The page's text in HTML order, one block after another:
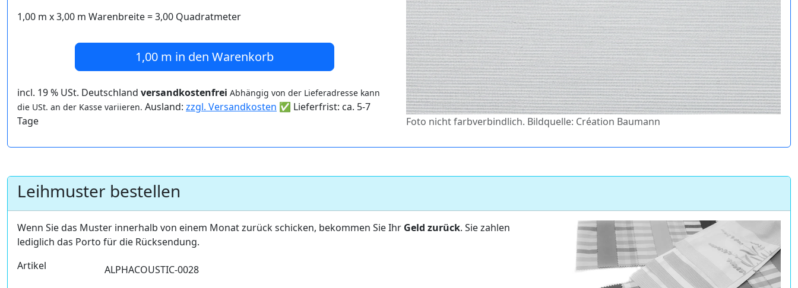
1,00 m x3,00 m Warenbreite =3,00 Quadratmeter
1,00 m in den Warenkorb
incl. 19 % USt. Deutschland versandkostenfrei Abhängig von der Lieferadresse kann
die USt. an der Kasse variieren. Ausland: zzgl. Versandkosten ✅ Lieferfrist: ca. 5-7
Tage
Foto nicht farbverbindlich. Bildquelle: Création Baumann
Leihmuster bestellen
Wenn Sie das Muster innerhalb von einem Monat zurück schicken, bekommen Sie Ihr Geld zurück. Sie zahlen
lediglich das Porto für die Rücksendung.
Artikel
ALPHACOUSTIC-0028